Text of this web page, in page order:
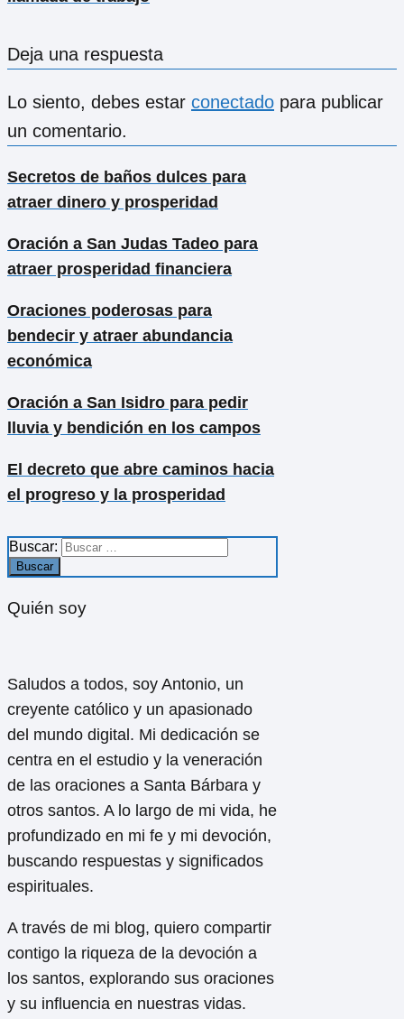
Deja una respuesta
Lo siento, debes estar conectado para publicar
un comentario.
Secretos de baños dulces para
atraer dinero y prosperidad
Oración a San Judas Tadeo para
atraer prosperidad financiera
Oraciones poderosas para
bendecir y atraer abundancia
económica
Oración a San Isidro para pedir
lluvia y bendición en los campos
El decreto que abre caminos hacia
el progreso y la prosperidad
Buscar:
Quién soy
Saludos a todos, soy Antonio, un
creyente católico y un apasionado
del mundo digital. Mi dedicación se
centra en el estudio y la veneración
de las oraciones a Santa Bárbara y
otros santos. A lo largo de mi vida, he
profundizado en mi fe y mi devoción,
buscando respuestas y significados
espirituales.
A través de mi blog, quiero compartir
contigo la riqueza de la devoción a
los santos, explorando sus oraciones
y su influencia en nuestras vidas.